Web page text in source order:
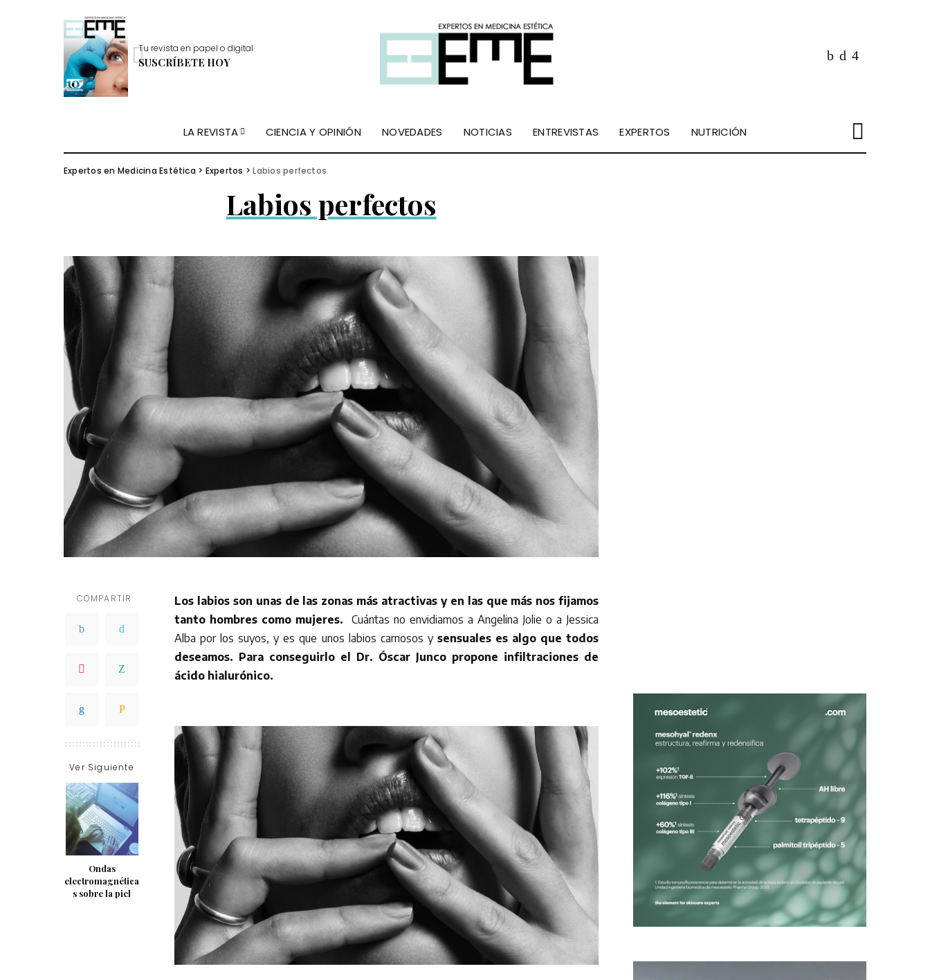
Tu revista en papel o digital
SUSCRÍBETE HOY
LA REVISTA CIENCIA Y OPINIÓN NOVEDADES NOTICIAS ENTREVISTAS EXPERTOS NUTRICIÓN
Expertos en Medicina Estética > Expertos >Labios perfectos
Labios perfectos
COMPARTIR
Ver Siguiente
Ondas
electromagnética
s sobre la piel
Los labios son unas de las zonas más atractivas y en las que más nos fijamos
tanto hombres como mujeres.
Cuántas no envidiamos a Angelina Jolie o a Jessica
Alba por los suyos, y es que unos labios carnosos y sensuales es algo que todos
deseamos. Para conseguirlo el Dr. Óscar Junco propone infiltraciones de
ácido hialurónico.